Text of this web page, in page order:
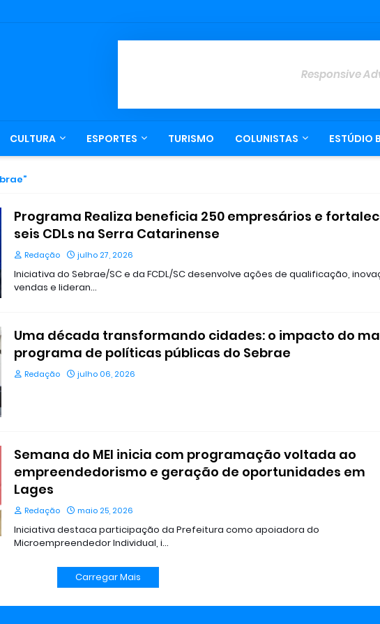
Responsive
CULTURA ESPORTES TURISMO COLUNISTAS ESTÚDIO
Programa Realiza beneficia 250 empresários e
seis CDLs na Serra Catarinense
Redação julho 27, 2026
Iniciativa do Sebrae/SC e da FCDL/SC desenvolve ações de qualificação,
vendas e lideran…
Uma década transformando cidades: o impacto do
programa de políticas públicas do Sebrae
Redação julho 06, 2026
Semana do MEI inicia com programação voltada ao
empreendedorismo e geração de oportunidades em
Lages
Redação maio 25, 2026
Iniciativa destaca participação da Prefeitura como apoiadora do
Microempreendedor Individual, i…
Carregar Mais